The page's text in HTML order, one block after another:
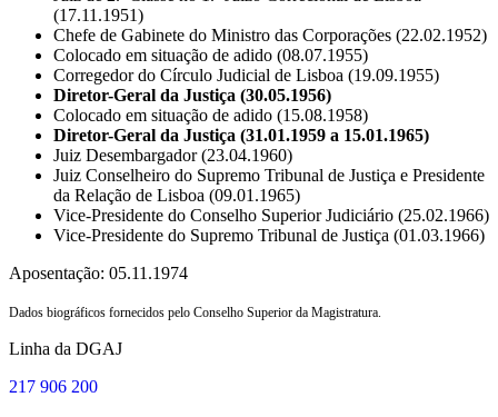
(17.11.1951)
Chefe de Gabinete do Ministro das Corporações (22.02.1952)
Colocado em situação de adido (08.07.1955)
Corregedor do Círculo Judicial de Lisboa (19.09.1955)
Diretor-Geral da Justiça (30.05.1956)
Colocado em situação de adido (15.08.1958)
Diretor-Geral da Justiça (31.01.1959 a 15.01.1965)
Juiz Desembargador (23.04.1960)
Juiz Conselheiro do Supremo Tribunal de Justiça e Presidente
da Relação de Lisboa (09.01.1965)
Vice-Presidente do Conselho Superior Judiciário (25.02.1966)
Vice-Presidente do Supremo Tribunal de Justiça (01.03.1966)
Aposentação: 05.11.1974
Dados biográficos fornecidos pelo Conselho Superior da Magistratura.
Linha da DGAJ
217 906 200